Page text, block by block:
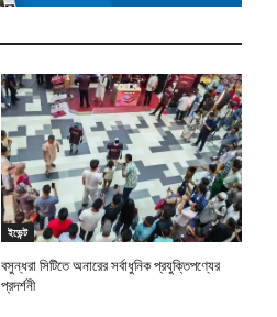
ইভেন্ট
বসুন্ধরা সিটিতে অনারের সর্বাধুনিক প্রযুক্তিপণ্যের
প্রদর্শনী